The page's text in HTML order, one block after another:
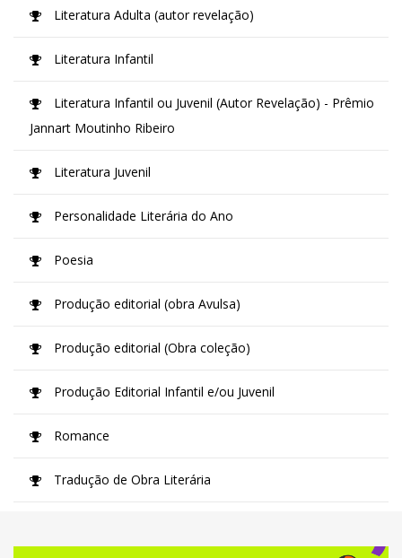
Literatura Adulta (autor revelação)
Literatura Infantil
Literatura Infantil ou Juvenil (Autor Revelação) - Prêmio
Jannart Moutinho Ribeiro
Literatura Juvenil
Personalidade Literária do Ano
Poesia
Produção editorial (obra Avulsa)
Produção editorial (Obra coleção)
Produção Editorial Infantil e/ou Juvenil
Romance
Tradução de Obra Literária